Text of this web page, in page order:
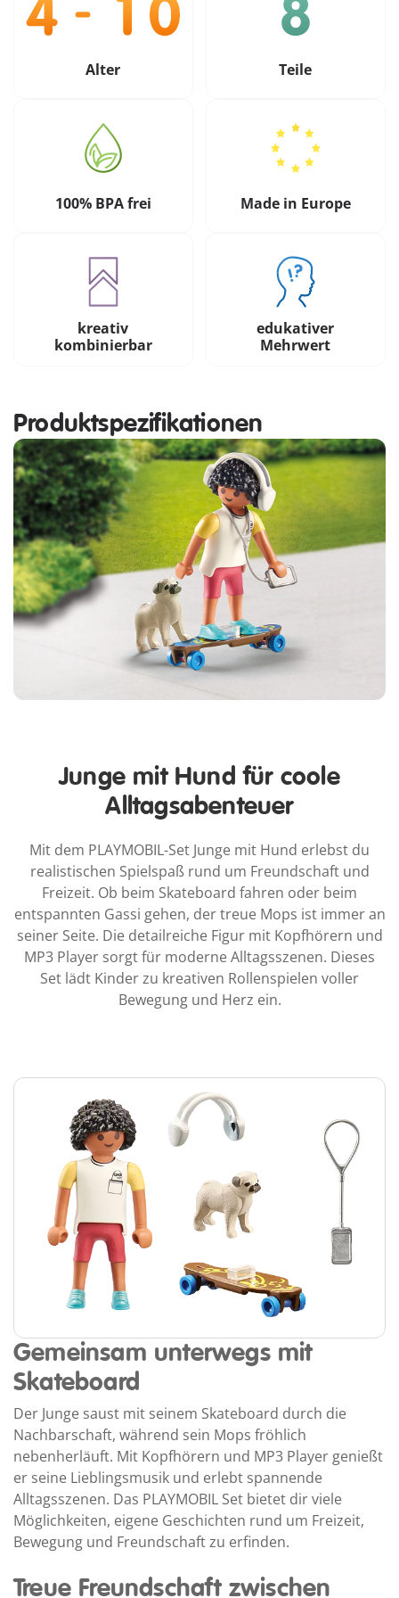
Alter Teile
100% BPA frei Made in Europe
kreativ
kombinierbar
edukativer
Mehrwert
Produktspezifikationen
Junge mit Hund für coole
Alltagsabenteuer
Mit dem PLAYMOBIL-Set Junge mit Hund erlebst du
realistischen Spielspaß rund um Freundschaft und
Freizeit. Ob beim Skateboard fahren oder beim
entspannten Gassi gehen, der treue Mops ist immer an
seiner Seite. Die detailreiche Figur mit Kopfhörern und
MP3 Player sorgt für moderne Alltagsszenen. Dieses
Set lädt Kinder zu kreativen Rollenspielen voller
Bewegung und Herz ein.
Gemeinsam unterwegs mit
Skateboard
Der Junge saust mit seinem Skateboard durch die
Nachbarschaft, während sein Mops fröhlich
nebenherläuft. Mit Kopfhörern und MP3 Player genießt
er seine Lieblingsmusik und erlebt spannende
Alltagsszenen. Das PLAYMOBIL Set bietet dir viele
Möglichkeiten, eigene Geschichten rund um Freizeit,
Bewegung und Freundschaft zu erfinden.
Treue Freundschaft zwischen